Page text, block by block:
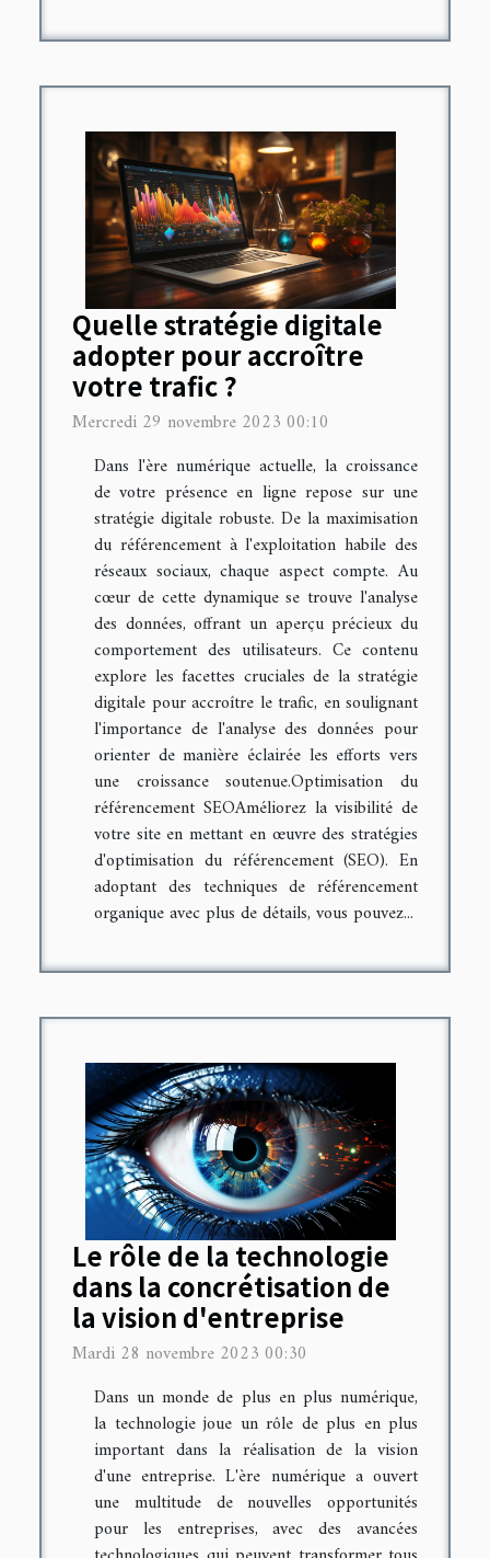
Quelle stratégie digitale
adopter pour accroître
votre trafic ?
Mercredi 29 novembre 2023 00:10
Dans l'ère numérique actuelle, la croissance
de votre présence en ligne repose sur une
stratégie digitale robuste. De la maximisation
du référencement à l'exploitation habile des
réseaux sociaux, chaque aspect compte. Au
cœur de cette dynamique se trouve l'analyse
des données, offrant un aperçu précieux du
comportement des utilisateurs. Ce contenu
explore les facettes cruciales de la stratégie
digitale pour accroître le trafic, en soulignant
l'importance de l'analyse des données pour
orienter de manière éclairée les efforts vers
une croissance soutenue.Optimisation du
référencement SEOAméliorez la visibilité de
votre site en mettant en œuvre des stratégies
d'optimisation du référencement (SEO). En
adoptant des techniques de référencement
organique avec plus de détails, vous pouvez...
Le rôle de la technologie
dans la concrétisation de
la vision d'entreprise
Mardi 28 novembre 2023 00:30
Dans un monde de plus en plus numérique,
la technologie joue un rôle de plus en plus
important dans la réalisation de la vision
d'une entreprise. L'ère numérique a ouvert
une multitude de nouvelles opportunités
pour les entreprises, avec des avancées